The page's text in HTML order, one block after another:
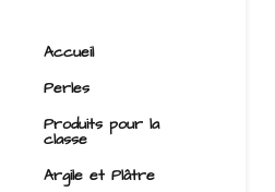
Accueil
Perles
Produits pour la
classe
Argile et Plâtre